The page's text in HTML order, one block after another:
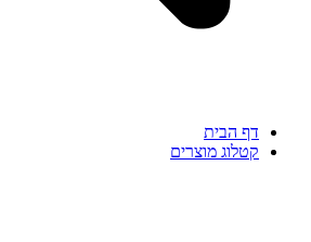
דף הבית
קטלוג מוצרים